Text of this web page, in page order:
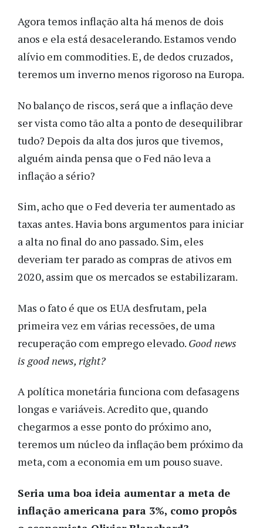
Agora temos inflação alta há menos de dois
anos e ela está desacelerando. Estamos vendo
alívio em commodities. E, de dedos cruzados,
teremos um inverno menos rigoroso na Europa.
No balanço de riscos, será que a inflação deve
ser vista como tão alta a ponto de desequilibrar
tudo? Depois da alta dos juros que tivemos,
alguém ainda pensa que o Fed não leva a
inflação a sério?
Sim, acho que o Fed deveria ter aumentado as
taxas antes. Havia bons argumentos para iniciar
a alta no final do ano passado. Sim, eles
deveriam ter parado as compras de ativos em
2020, assim que os mercados se estabilizaram.
Mas o fato é que os EUA desfrutam, pela
primeira vez em várias recessões, de uma
recuperação com emprego elevado. Good news
is good news, right?
A política monetária funciona com defasagens
longas e variáveis. Acredito que, quando
chegarmos a esse ponto do próximo ano,
teremos um núcleo da inflação bem próximo da
meta, com a economia em um pouso suave.
Seria uma boa ideia aumentar a meta de
inflação americana para 3%, como propôs